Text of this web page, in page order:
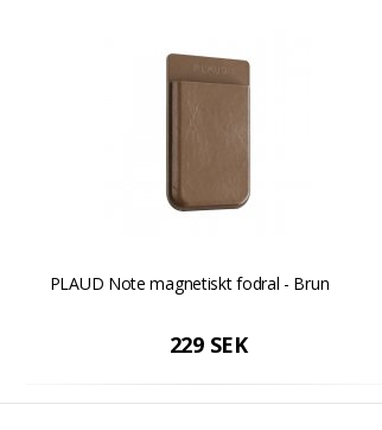
PLAUD Note magnetiskt fodral - Brun
229 SEK